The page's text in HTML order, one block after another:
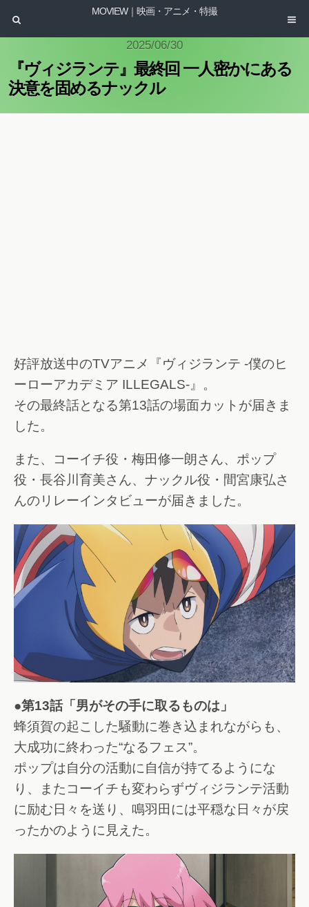
MOVIEW｜映画・アニメ・特撮
2025/06/30
『ヴィジランテ』最終回 一人密かにある
決意を固めるナックル
好評放送中のTVアニメ『ヴィジランテ -僕のヒ
ーローアカデミア ILLEGALS-』。
その最終話となる第13話の場面カットが届きま
した。
また、コーイチ役・梅田修一朗さん、ポップ
役・長谷川育美さん、ナックル役・間宮康弘さ
んのリレーインタビューが届きました。
●第13話「男がその手に取るものは」
蜂須賀の起こした騒動に巻き込まれながらも、
大成功に終わった“なるフェス”。
ポップは自分の活動に自信が持てるようにな
り、またコーイチも変わらずヴィジランテ活動
に励む日々を送り、鳴羽田には平穏な日々が戻
ったかのように見えた。